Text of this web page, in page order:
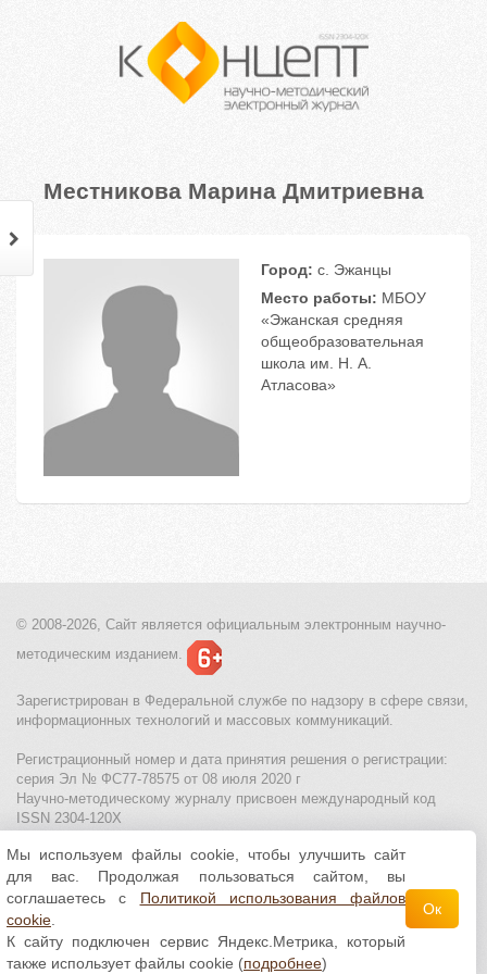
Местникова Марина Дмитриевна
Город: с. Эжанцы
Место работы: МБОУ
«Эжанская средняя
общеобразовательная
школа им. Н. А.
Атласова»
© 2008-2026, Сайт является официальным электронным научно-
методическим изданием.
Зарегистрирован в Федеральной службе по надзору в сфере связи,
информационных технологий и массовых коммуникаций.
Регистрационный номер и дата принятия решения о регистрации:
серия Эл № ФС77-78575 от 08 июля 2020 г
Научно-методическому журналу присвоен международный код
ISSN 2304-120X
МЦИТО|Школьные олимпиады и онлайн конкурсы для детей
Политика использования файлов cookie| Политика обработки и
защиты персональных данных
Все материалы доступны полицензии Creative
Commons С указанием авторства 4.0 Всемирная
Мы используем файлы cookie, чтобы улучшить сайт
для вас. Продолжая пользоваться сайтом, вы
соглашаетесь с Политикой использования файлов
cookie
К сайту подключен сервис Яндекс.Метрика, который
также использует файлы cookie (подробнее)
Ок